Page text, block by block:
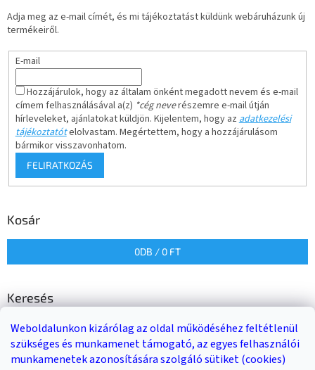
Weboldalunkon kizárólag az oldal működéséhez feltétlenül
szükséges és munkamenet támogató, az egyes felhasználói
munkamenetek azonosítására szolgáló sütiket (cookies)
Adja meg az e-mail címét, és mi tájékoztatást küldünk webáruházunk új
termékeiről.
E-mail
Hozzájárulok, hogy az általam önként megadott nevem és e-mail
címem felhasználásával a(z) *cég neverészemre e-mail útján
hírleveleket, ajánlatokat küldjön. Kijelentem, hogy azadatkezelési
tájékoztatótelolvastam. Megértettem, hogy a hozzájárulásom
bármikor visszavonhatom.
FELIRATKOZÁS
Kosár
0DB / 0 FT
Keresés
KERESÉS